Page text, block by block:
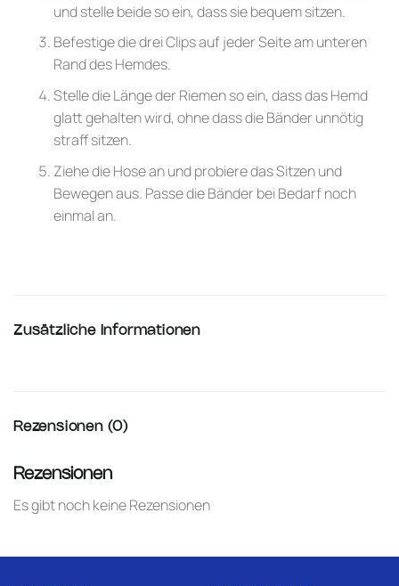
und stelle beide so ein, dass sie bequem sitzen.
Befestige die drei Clips auf jeder Seite am unteren
Rand des Hemdes.
Stelle die Länge der Riemen so ein, dass das Hemd
glatt gehalten wird, ohne dass die Bänder unnötig
straff sitzen.
Ziehe die Hose an und probiere das Sitzen und
Bewegen aus. Passe die Bänder bei Bedarf noch
einmal an.
Zusätzliche Informationen
Rezensionen (0)
Rezensionen
Es gibt noch keine Rezensionen